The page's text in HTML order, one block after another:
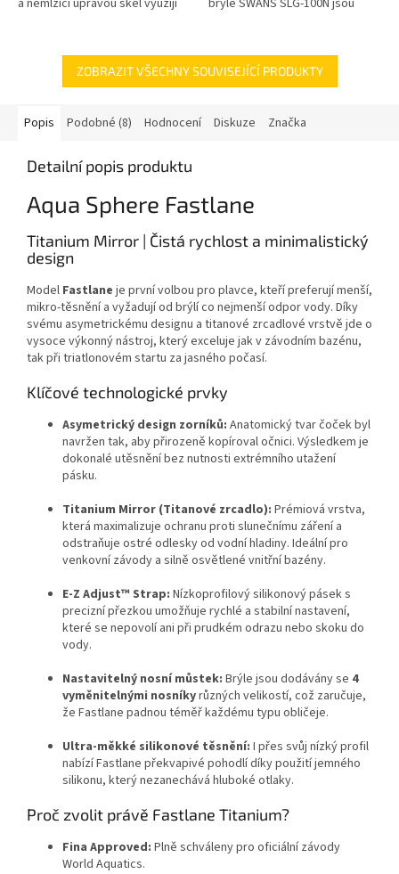
ZOBRAZIT VŠECHNY SOUVISEJÍCÍ PRODUKTY
Popis Podobné (8) Hodnocení Diskuze Značka
Detailní popis produktu
Aqua Sphere Fastlane
Titanium Mirror | Čistá rychlost a minimalistický
design
Model Fastlane je první volbou pro plavce, kteří preferují menší,
mikro-těsnění a vyžadují od brýlí co nejmenší odpor vody. Díky
svému asymetrickému designu a titanové zrcadlové vrstvě jde o
vysoce výkonný nástroj, který exceluje jak v závodním bazénu,
tak při triatlonovém startu za jasného počasí.
Klíčové technologické prvky
Asymetrický design zorníků: Anatomický tvar čoček byl
navržen tak, aby přirozeně kopíroval očnici. Výsledkem je
dokonalé utěsnění bez nutnosti extrémního utažení
pásku.
Titanium Mirror (Titanové zrcadlo): Prémiová vrstva,
která maximalizuje ochranu proti slunečnímu záření a
odstraňuje ostré odlesky od vodní hladiny. Ideální pro
venkovní závody a silně osvětlené vnitřní bazény.
E-Z Adjust™ Strap: Nízkoprofilový silikonový pásek s
precizní přezkou umožňuje rychlé a stabilní nastavení,
které se nepovolí ani při prudkém odrazu nebo skoku do
vody.
Nastavitelný nosní můstek: Brýle jsou dodávány se 4
vyměnitelnými nosníkyrůzných velikostí, což zaručuje,
že Fastlane padnou téměř každému typu obličeje.
Ultra-měkké silikonové těsnění: I přes svůj nízký profil
nabízí Fastlane překvapivé pohodlí díky použití jemného
silikonu, který nezanechává hluboké otlaky.
Proč zvolit právě Fastlane Titanium?
Fina Approved: Plně schváleny pro oficiální závody
World Aquatics.